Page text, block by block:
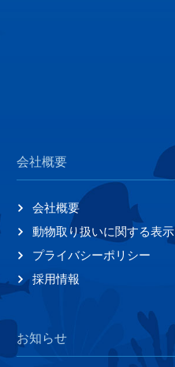
会社概要
会社概要
動物取り扱いに関する表示
プライバシーポリシー
採用情報
お知らせ